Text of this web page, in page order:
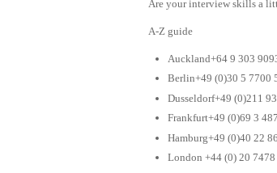
Are your interview skills a
A-Z guide
Auckland+64 9 303
Berlin+49 (0)30 5 7700
Dusseldorf+49 (0)211
Frankfurt+49 (0)69 3
Hamburg+49 (0)40 22
London +44 (0) 20 7478